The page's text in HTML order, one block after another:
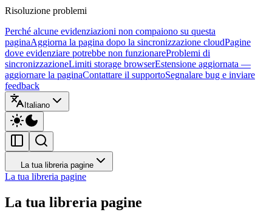
Risoluzione problemi
Perché alcune evidenziazioni non compaiono su questa
paginaAggiorna la pagina dopo la sincronizzazione cloudPagine
dove evidenziare potrebbe non funzionareProblemi di
sincronizzazioneLimiti storage browserEstensione aggiornata —
aggiornare la paginaContattare il supportoSegnalare bug e inviare
feedback
Italiano
La tua libreria pagine
La tua libreria pagine
La tua libreria pagine